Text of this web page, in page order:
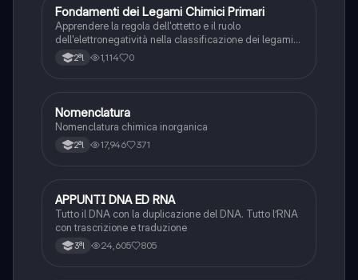
FChimica
Fondamenti dei Legami Chimici Primari
Apprendere la regola dell'ottetto e il ruolo
dell'elettronegatività nella classificazione dei legami
chimici forti.
2ªl 1,114 0
Chimica
Nomenclatura
Nomenclatura chimica inorganica
2ªl 17,946 371
Scienze
APPUNTI DNA ED RNA
Tutto il DNA con la duplicazione del DNA. Tutto l’RNA
con trascrizione e traduzione
3ªl 24,605 805